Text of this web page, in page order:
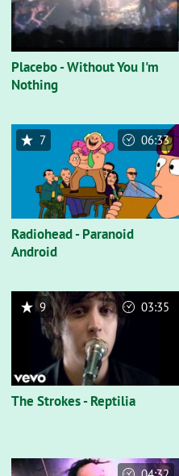
Placebo - Without You I'm
Nothing
Radiohead - Paranoid
Android
7 06:33
The Strokes - Reptilia
9 03:35